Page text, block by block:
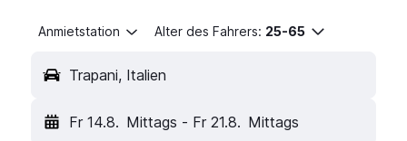
Anmietstation Alter des Fahrers: 25-65
Trapani, Italien
Fr 14.8. Mittags - Fr 21.8. Mittags